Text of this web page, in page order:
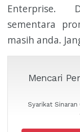
Enterprise.
sementara
masih anda.
Mencari
Syarikat Sinaran